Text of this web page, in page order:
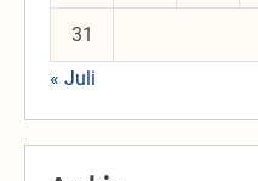
31
« Juli